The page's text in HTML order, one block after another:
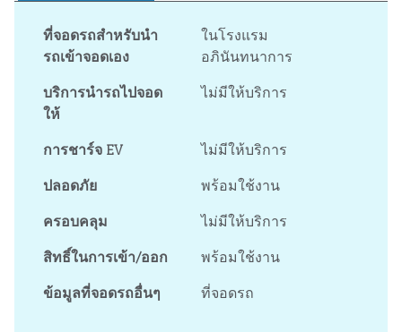
ที่จอดรถสำหรับนำ
รถเข้าจอดเอง
ในโรงแรม
อภินันทนาการ
บริการนำรถไปจอด
ให้
ไม่มีให้บริการ
การชาร์จ EV
ไม่มีให้บริการ
ปลอดภัย
พร้อมใช้งาน
ครอบคลุม
ไม่มีให้บริการ
สิทธิ์ในการเข้า/ออก
พร้อมใช้งาน
ข้อมูลที่จอดรถอื่นๆ
ที่จอดรถ